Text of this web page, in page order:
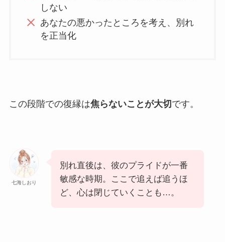
しない
あなたの悪かったところを考え、別れ
を正当化
この段階での復縁は焦らないことが大切 です。
七海しおり
別れ直後は、彼のプライドが一番
敏感な時期。ここで追えば追うほ
ど、心は閉じていくことも…。